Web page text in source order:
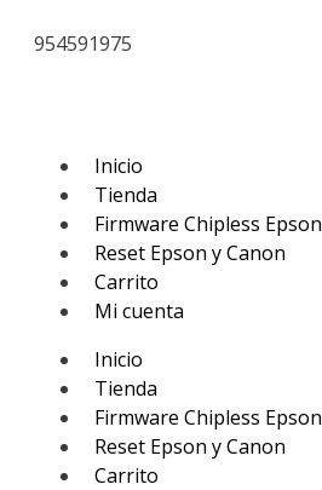
954591975
Inicio
Tienda
Firmware Chipless Epson
Reset Epson y Canon
Carrito
Mi cuenta
Inicio
Tienda
Firmware Chipless Epson
Reset Epson y Canon
Carrito